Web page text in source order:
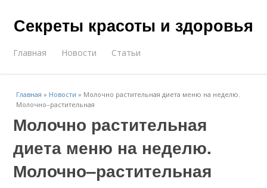
Секреты красоты и здоровья
Главная Новости Статьи
Главная » Новости » Молочно растительная диета меню на неделю.
Молочно–растительная
Молочно растительная
диета меню на неделю.
Молочно–растительная